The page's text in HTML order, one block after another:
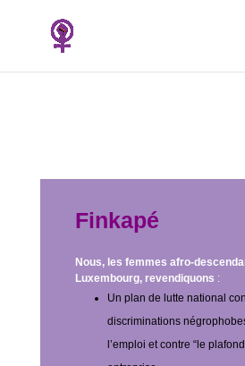
Finkapé
Nous, les femmes afro-
Luxembourg, revendiquons :
Un plan de lutte national
discriminations
l’emploi et contre “le